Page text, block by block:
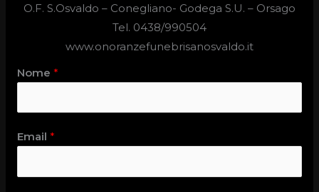
O.F. S.Osvaldo – Conegliano- Godega S.U. – Orsago
Tel. 0438/990504
www.onoranzefunebrisanosvaldo.it
Nome*
Email*